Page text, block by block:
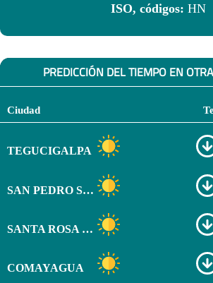
ISO, códigos: HN
PREDICCIÓN DEL TIEMPO EN
Ciudad
TEGUCIGALPA
SAN PEDRO SULA
SANTA ROSA DE COPÁN
COMAYAGUA